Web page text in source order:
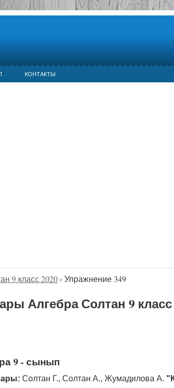
КОНТАКТЫ
9 класс 2020 › Упражнение 349
Алгебра Солтан 9 класс
9 - сынып
Солтан Г., Солтан А., Жумадилова А.